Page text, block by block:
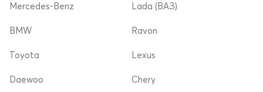
Mercedes-Benz Lada (ВАЗ)
BMW
Toyota
Daewoo
Ravon
Lexus
Chery